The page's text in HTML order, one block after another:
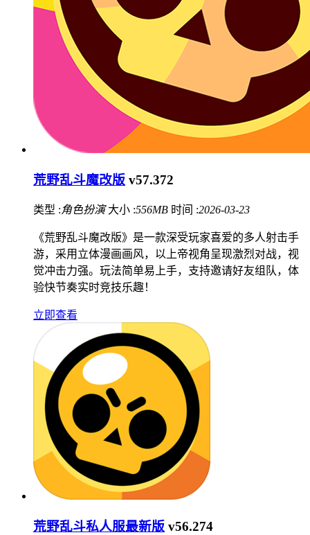
荒野乱斗魔改版 v57.372
类型 :角色扮演 大小 :556MB 时间 :2026-03-23
《荒野乱斗魔改版》是一款深受玩家喜爱的多人射击手
游，采用立体漫画画风，以上帝视角呈现激烈对战，视
觉冲击力强。玩法简单易上手，支持邀请好友组队，体
验快节奏实时竞技乐趣！
立即查看
荒野乱斗私人服最新版 v56.274